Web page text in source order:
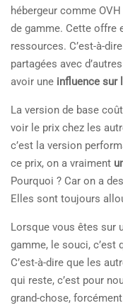
hébergeur comme
de gamme. Cette offre
ressources. C’est-à-
partagées avec
avoir une influence sur
La version de base
voir le prix chez les
c’est la version
ce prix, on a vraiment
Pourquoi ? Car on a des
Elles sont toujours
Lorsque vous êtes sur
gamme, le souci, c’est
C’est-à-dire que les
qui reste, c’est pour
grand-chose,